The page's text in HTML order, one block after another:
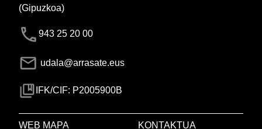
(Gipuzkoa)
943 25 20 00
udala@arrasate.eus
IFK/CIF: P2005900B
WEB MAPA KONTAKTUA